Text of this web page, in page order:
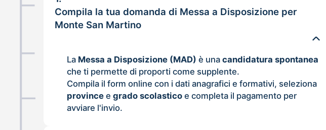
Compila la tua domanda di Messa a Disposizione per
Monte San Martino
La Messa a Disposizione (MAD) è unacandidatura spontanea
che ti permette di proporti come supplente.
Compila il form online con i dati anagrafici e formativi, seleziona
province egrado scolastico e completa il pagamento per
avviare l'invio.